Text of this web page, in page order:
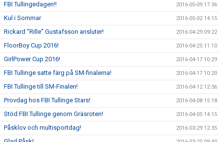
FBI Tullingedagen!! 2016-05-09 17:36
Kul i Sommar 2016-05-02 14:15
Rickard "Rille" Gustafsson ansluter! 2016-04-29 09:22
FloorBoy Cup 2016! 2016-04-25 11:10
GirlPower Cup 2016! 2016-04-17 10:29
FBI Tullinge satte färg på SM-finalerna! 2016-04-17 10:20
FBI Tullinge till SM-Finalen! 2016-04-12 12:36
Provdag hos FBI Tullinge Stars! 2016-04-08 15:18
Stöd FBI Tullinge genom Gräsroten! 2016-04-05 14:15
Påsklov och multisportdag! 2016-03-29 12:35